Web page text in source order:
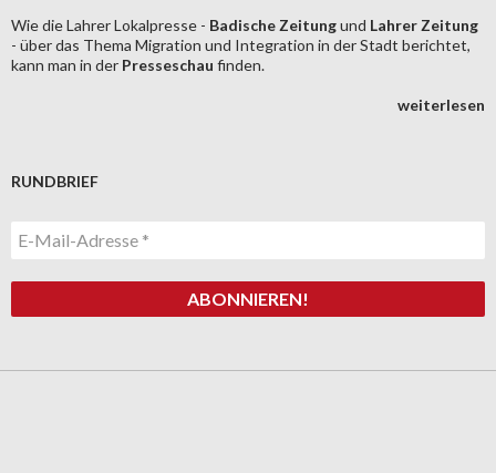
Wie die Lahrer Lokalpresse - Badische Zeitungund Lahrer Zeitung
- über das Thema Migration und Integration in der Stadt berichtet,
kann man in der Presseschau finden.
weiterlesen
RUNDBRIEF